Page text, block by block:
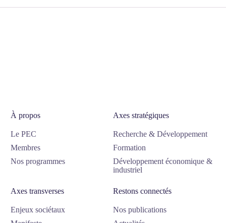
À propos
Le PEC
Membres
Nos programmes
Axes stratégiques
Recherche & Développement
Formation
Développement économique &
industriel
Axes transverses
Enjeux sociétaux
Restons connectés
Nos publications